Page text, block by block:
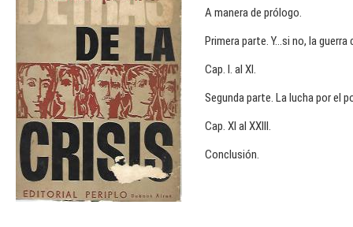
A manera de prólogo.
Primera parte. Y...si no, la guerra
Cap. I. al XI.
Segunda parte. La lucha por el
Cap. XI al XXIII.
Conclusión.